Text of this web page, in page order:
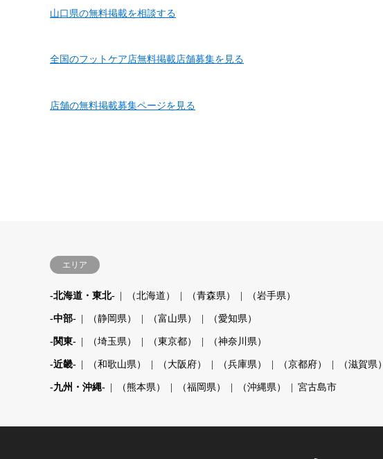
山口県の無料掲載を相談する
全国のフットケア店無料掲載店舗募集を見る
店舗の無料掲載募集ページを見る
エリア
-北海道・東北- （北海道） （青森県） （岩手県）
-中部- （静岡県） （富山県） （愛知県）
-関東- （埼玉県） （東京都） （神奈川県）
-近畿- （和歌山県） （大阪府） （兵庫県） （京都府） （滋賀県）
-九州・沖縄- （熊本県） （福岡県） （沖縄県） 宮古島市